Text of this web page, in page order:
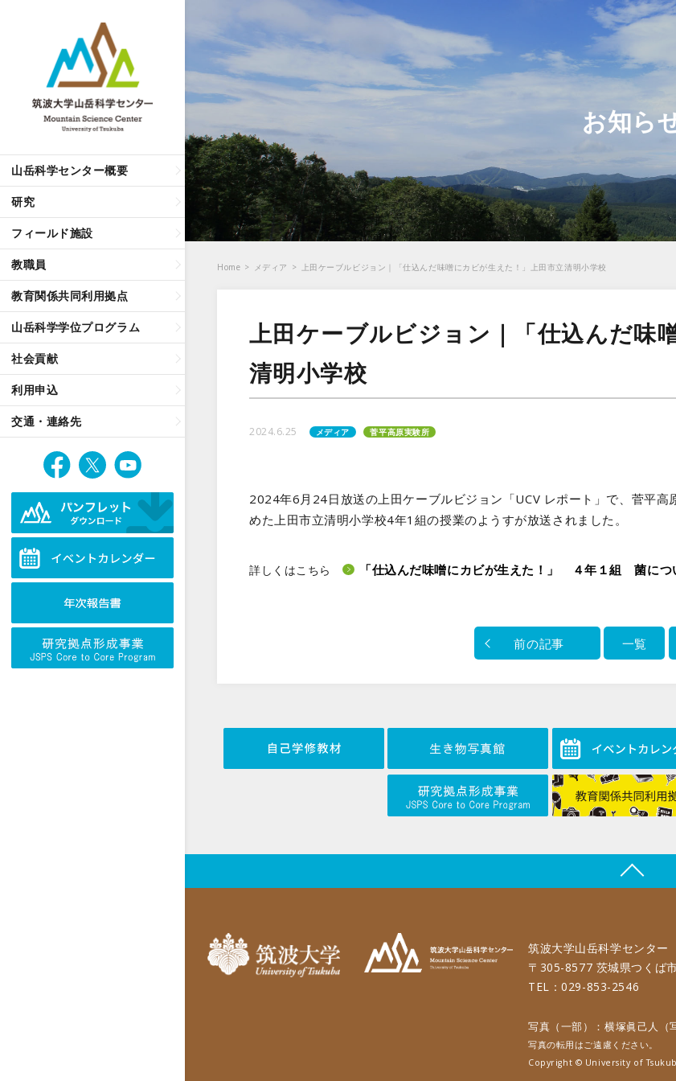
山岳科学センター概要
研究
フィールド施設
教職員
教育関係共同利用拠点
山岳科学学位プログラム
社会貢献
利用申込
交通・連絡先
お知ら
Home > メディア > 上田ケーブルビジョン｜「仕込んだ味噌にカビが生えた！」上田市立清明小学校
上田ケーブルビジョン｜「仕込んだ味
清明小学校
2024.6.25 メディア 菅平高原実験所
2024年6月24日放送の上田ケーブルビジョン「UCV レポート」で、菅平
めた上田市立清明小学校4年1組の授業のようすが放送されました。
詳しくはこちら 「仕込んだ味噌にカビが生えた！」 ４年１組 菌に
前の記事 一覧
筑波大学山岳科学センター
〒305-8577 茨城県つくば
TEL：029-853-2546
写真（一部）：横塚眞己人（
写真の転用はご遠慮ください。
Copyright © University of